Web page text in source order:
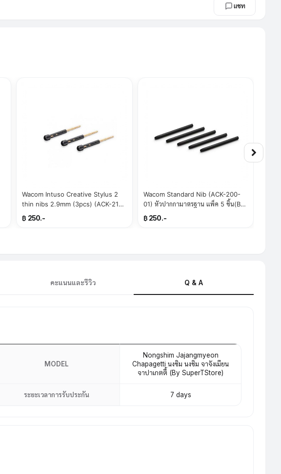
แชท
Wacom Intuso Creative Stylus 2
thin nibs 2.9mm (3pcs) (ACK-210-
02-Z)(By SuperTStore)
฿ 250.-
Wacom Standard Nib (ACK-200-
01) หัวปากกามาตรฐาน แพ็ค 5 ชิ้น(By
SuperTStore)
฿ 250.-
คะแนนและรีวิว Q & A
MODEL
Nongshim Jajangmyeon
Chapagetti นงชิม นงชิม จาจังเมียน
จาปาเกตตี้ (By SuperTStore)
ระยะเวลาการรับประกัน 7 days